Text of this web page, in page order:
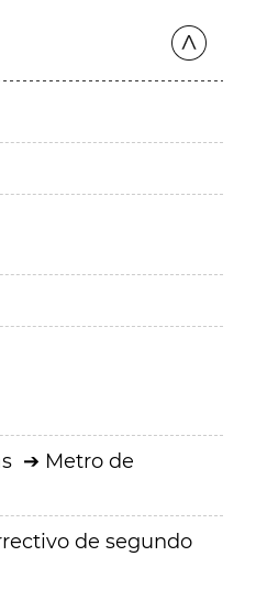
Metro de
de segundo